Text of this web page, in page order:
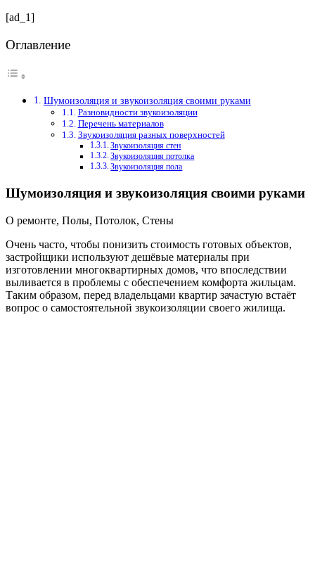
[ad_1]
Оглавление
Шумоизоляция и звукоизоляция своими руками
Разновидности звукоизоляции
Перечень материалов
Звукоизоляция разных поверхностей
Звукоизоляция стен
Звукоизоляция потолка
Звукоизоляция пола
Шумоизоляция и звукоизоляция своими руками
О ремонте, Полы, Потолок, Стены
Очень часто, чтобы понизить стоимость готовых объектов,
застройщики используют дешёвые материалы при
изготовлении многоквартирных домов, что впоследствии
выливается в проблемы с обеспечением комфорта жильцам.
Таким образом, перед владельцами квартир зачастую встаёт
вопрос о самостоятельной звукоизоляции своего жилища.